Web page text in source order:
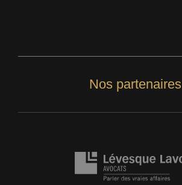
Nos partenaires